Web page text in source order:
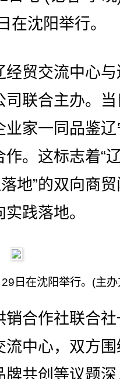
在沈阳举行。
贸交流中心与
司联合主办。
业家一同品鉴
。这标志着“
地”的双向商
践落地。
日在沈阳举行。(主
合作社联合社
流中心，双方
牌共创等议题